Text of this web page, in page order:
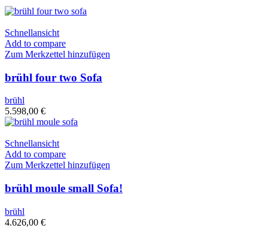
Schnellansicht
Add to compare
Zum Merkzettel hinzufügen
brühl four two Sofa
brühl
5.598,00 €
Schnellansicht
Add to compare
Zum Merkzettel hinzufügen
brühl moule small Sofa!
brühl
4.626,00 €